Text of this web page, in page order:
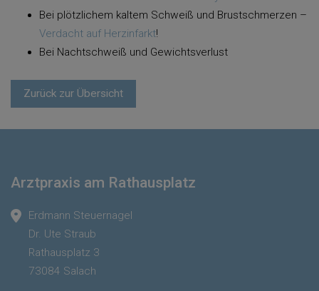
Zurück zur Übersicht
Bei plötzlichem kaltem Schweiß und Brustschmerzen –
Verdacht auf Herzinfarkt!
Bei Nachtschweiß und Gewichtsverlust
Arztpraxis am Rathausplatz
Erdmann Steuernagel
Dr. Ute Straub
Rathausplatz 3
73084 Salach